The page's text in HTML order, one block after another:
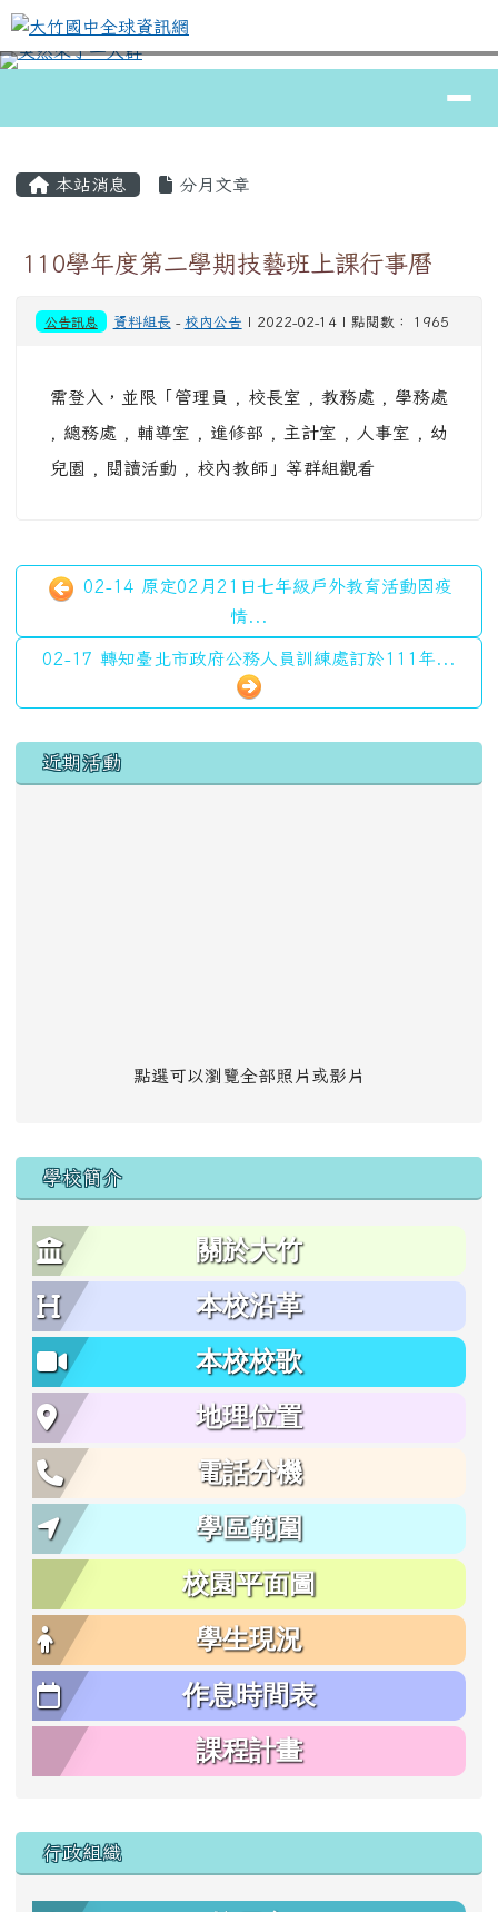
跳至主內容區
大竹國中全球資訊網
⏸
本站消息 分月文章
110學年度第二學期技藝班上課行事曆
公告訊息 資料組長 - 校內公告 | 2022-02-14 | 點閱數： 1965
需登入，並限「管理員 , 校長室 , 教務處 , 學務處
, 總務處 , 輔導室 , 進修部 , 主計室 , 人事室 , 幼
兒園 , 閱讀活動 , 校內教師」等群組觀看
02-14 原定02月21日七年級戶外教育活動因疫
情...
02-17 轉知臺北市政府公務人員訓練處訂於111年...
左邊區域內容
近期活動
點選可以瀏覽全部照片或影片
學校簡介
關於大竹
本校沿革
本校校歌
地理位置
電話分機
學區範圍
校園平面圖
學生現況
作息時間表
課程計畫
行政組織